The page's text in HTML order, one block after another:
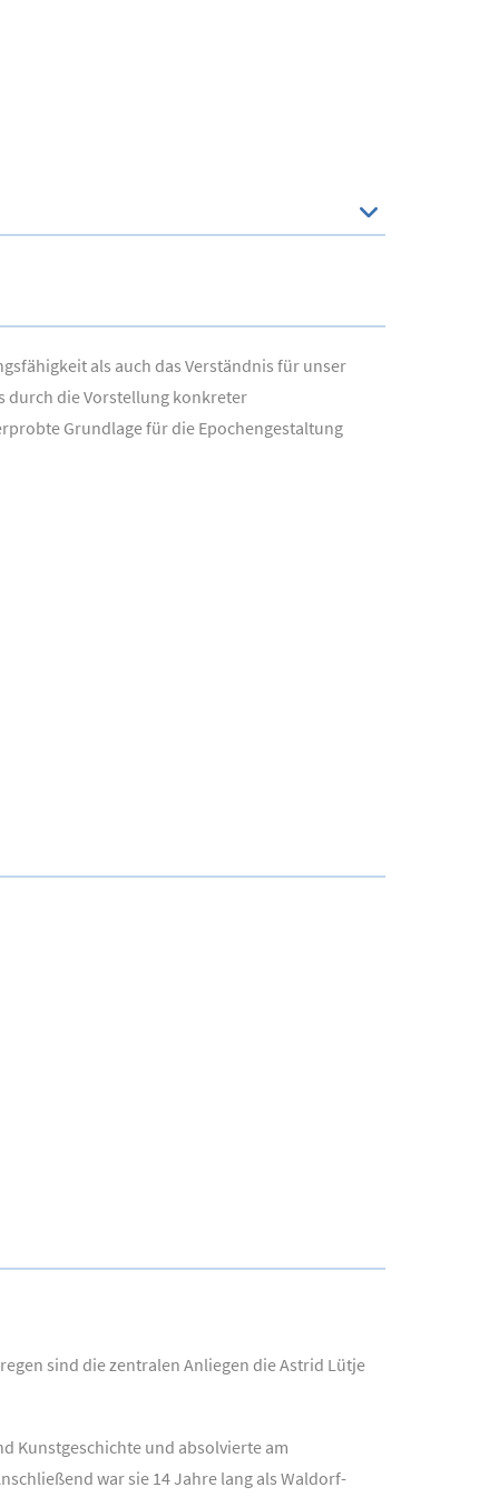
als auch das Verständnis für unser
durch die Vorstellung konkreter
Grundlage für die Epochengestaltung
sind die zentralen Anliegen die Astrid Lütje
Kunstgeschichte und absolvierte am
war sie 14 Jahre lang als Waldorf-